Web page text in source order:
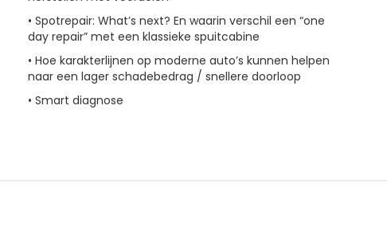
• Spotrepair: What’s next? En waarin verschil een “one
day repair” met een klassieke spuitcabine
• Hoe karakterlijnen op moderne auto’s kunnen helpen
naar een lager schadebedrag / snellere doorloop
• Smart diagnose